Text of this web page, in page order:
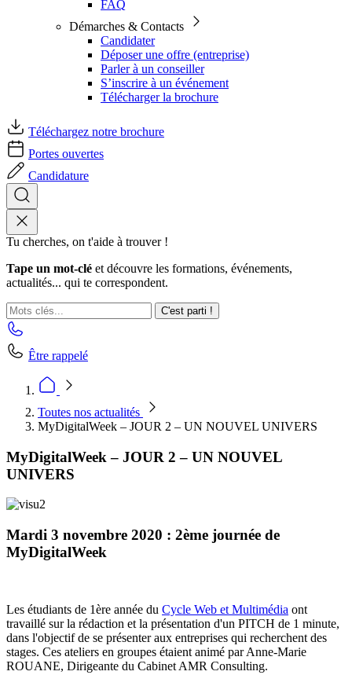
FAQ
Démarches & Contacts
Candidater
Déposer une offre (entreprise)
Parler à un conseiller
S’inscrire à un événement
Télécharger la brochure
Téléchargez notre brochure
Portes ouvertes
Candidature
Tu cherches, on t'aide à trouver !
Tape un mot-clé et découvre les formations, événements,
actualités... qui te correspondent.
C'est parti !
Être rappelé
Toutes nos actualités
MyDigitalWeek – JOUR 2 – UN NOUVEL UNIVERS
MyDigitalWeek – JOUR 2 – UN NOUVEL
UNIVERS
Mardi 3 novembre 2020 : 2ème journée de
MyDigitalWeek
Les étudiants de 1ère année du Cycle Web et Multimédia ont
travaillé sur la rédaction et la présentation d'un PITCH de 1 minute,
dans l'objectif de se présenter aux entreprises qui recherchent des
stages. Ces ateliers en groupes étaient animé par Anne-Marie
ROUANE, Dirigeante du Cabinet AMR Consulting.